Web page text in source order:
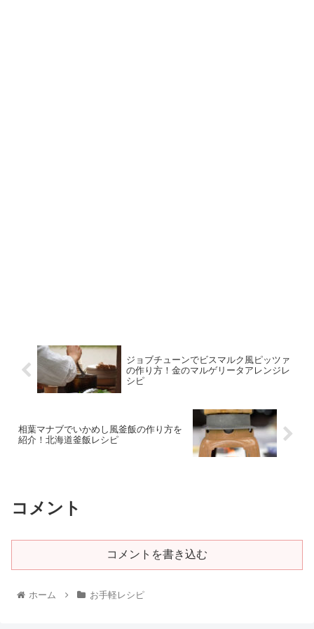
ジョブチューンでビスマルク風ピッツァ
の作り方！金のマルゲリータアレンジレ
シピ
相葉マナブでいかめし風釜飯の作り方を
紹介！北海道釜飯レシピ
コメント
コメントを書き込む
ホーム お手軽レシピ